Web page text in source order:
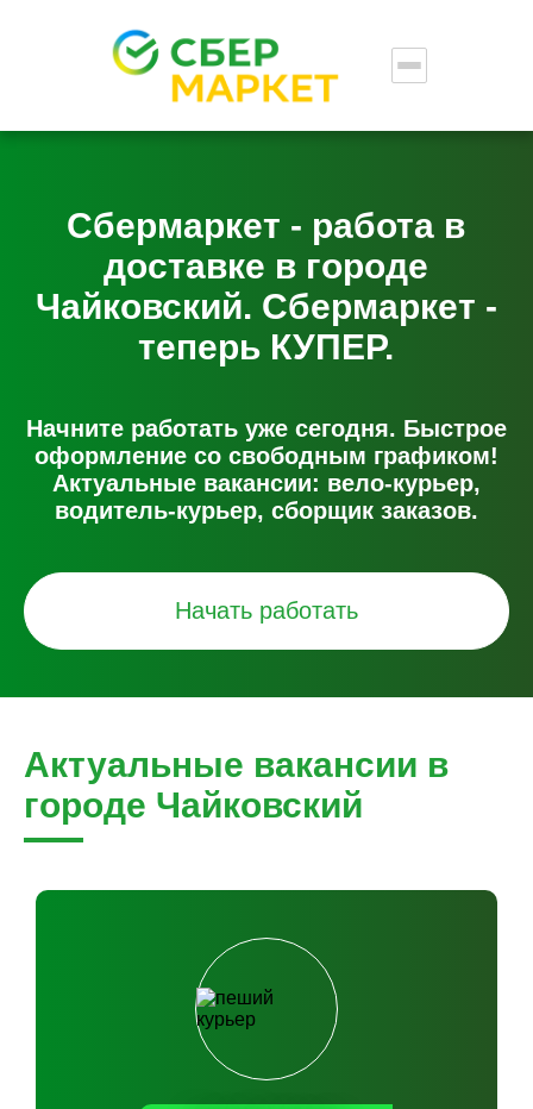
Сбермаркет - работа в
доставке в городе
Чайковский. Сбермаркет -
теперь КУПЕР.
Начните работать уже сегодня. Быстрое
оформление со свободным графиком!
Актуальные вакансии: вело-курьер,
водитель-курьер, сборщик заказов.
Начать работать
Актуальные вакансии в
городе Чайковский